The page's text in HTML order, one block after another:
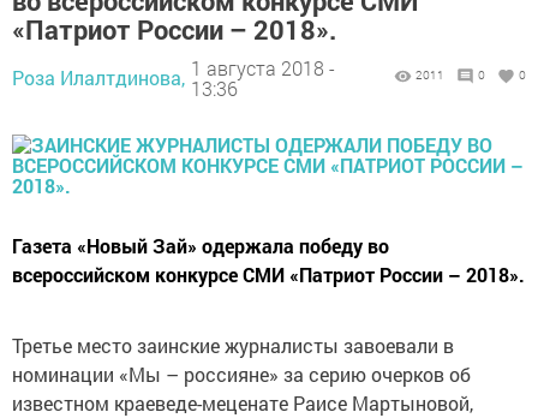
«Патриот России – 2018».
Роза Илалтдинова, 1 августа 2018 -
13:36
2011 0 0
Газета «Новый Зай» одержала победу во
всероссийском конкурсе СМИ «Патриот России – 2018».
Третье место заинские журналисты завоевали в
номинации «Мы – россияне» за серию очерков об
известном краеведе-меценате Раисе Мартыновой,